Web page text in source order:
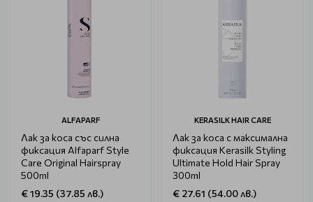
ALFAPARF
Лак за коса със силна
фиксация Alfaparf Style
Care Original Hairspray
500ml
€ 19.35 (37.85 лв.)
KERASILK HAIR CARE
Лак за коса с максимална
фиксация Kerasilk Styling
Ultimate Hold Hair Spray
300ml
€ 27.61 (54.00 лв.)